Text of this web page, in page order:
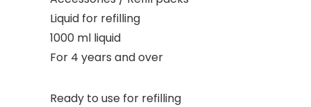
Liquid for refilling
1000 ml liquid
For 4 years and over
Ready to use for refilling